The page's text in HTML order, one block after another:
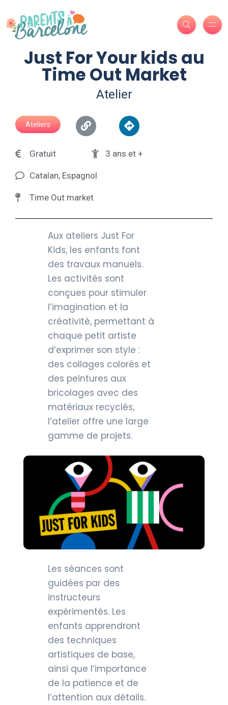
Just For Your kids au
Time Out Market
Atelier
Ateliers
Gratuit 3 ans et +
Catalan, Espagnol
Time Out market
Aux ateliers Just For
Kids, les enfants font
des travaux manuels.
Les activités sont
conçues pour stimuler
l’imagination et la
créativité, permettant à
chaque petit artiste
d’exprimer son style :
des collages colorés et
des peintures aux
bricolages avec des
matériaux recyclés,
l’atelier offre une large
gamme de projets.
Les séances sont
guidées par des
instructeurs
expérimentés. Les
enfants apprendront
des techniques
artistiques de base,
ainsi que l’importance
de la patience et de
l’attention aux détails.